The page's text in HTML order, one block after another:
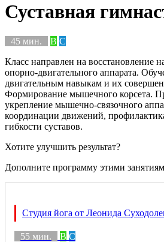
Суставная
45 мин. B C
Класс направлен на восстановление
опорно-двигательного аппарата.
двигательным навыкам и их
Формирование мышечного корсета.
укрепление мышечно-связочного
координации движений,
гибкости суставов.
Хотите улучшить результат?
Дополните программу этими
Студия йога от Леонида
55 мин. B C